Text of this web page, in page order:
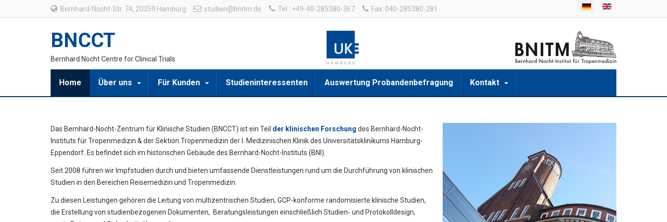
Bernhard-Nocht-Str. 74, 20359 Hamburg studien@bnitm.de Tel.: +49-40-285380-367 Fax: 040-285380-281
BNCCT
Bernhard Nocht Centre for Clinical Trials
Home Über uns Für Kunden Studieninteressenten Auswertung Probandenbefragung Kontakt
Das Bernhard-Nocht-Zentrum für Klinische Studien (BNCCT) ist ein Teil der klinischen Forschung des Bernhard-Nocht-
Instituts für Tropenmedizin & der Sektion Tropenmedizin der I. Medizinischen Klinik des Universitätsklinikums Hamburg-
Eppendorf. Es befindet sich im historischen Gebäude des Bernhard-Nocht-Instituts (BNI).
Seit 2008 führen wir Impfstudien durch und bieten umfassende Dienstleistungen rund um die Durchführung von klinischen
Studien in den Bereichen Reisemedizin und Tropenmedizin.
Zu diesen Leistungen gehören die Leitung von multizentrischen Studien, GCP-konforme randomisierte klinische Studien,
die Erstellung von studienbezogenen Dokumenten, Beratungsleistungen einschließlich Studien- und Protokolldesign,